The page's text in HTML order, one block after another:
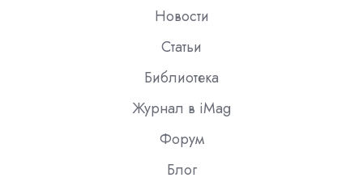
Новости
Статьи
Библиотека
Журнал в iMag
Форум
Блог